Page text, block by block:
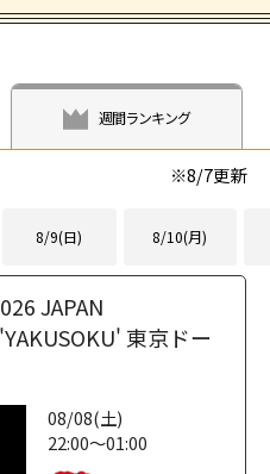
週間ランキング
※8/7更新
8/9(日) 8/10(月)
JAPAN
東京ドー
08/08(土)
22:00～01:00